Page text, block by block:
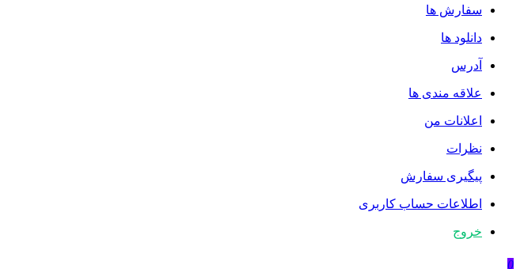
سفارش ها
دانلود ها
آدرس
علاقه مندی ها
اعلانات من
نظرات
پیگیری سفارش
اطلاعات حساب كاربری
خروج
0